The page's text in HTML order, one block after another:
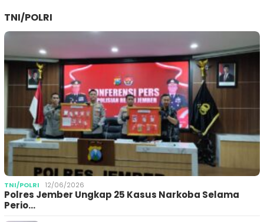
TNI/POLRI
TNI/POLRI 12/06/2026
Polres Jember Ungkap 25 Kasus Narkoba Selama
Perio…